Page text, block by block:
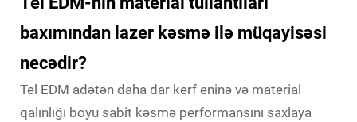
baxımından lazer kəsmə ilə müqayisəsi
necədir?
Tel EDM adətən daha dar kerf eninə və material
qalınlığı boyu sabit kəsmə performansını saxlaya